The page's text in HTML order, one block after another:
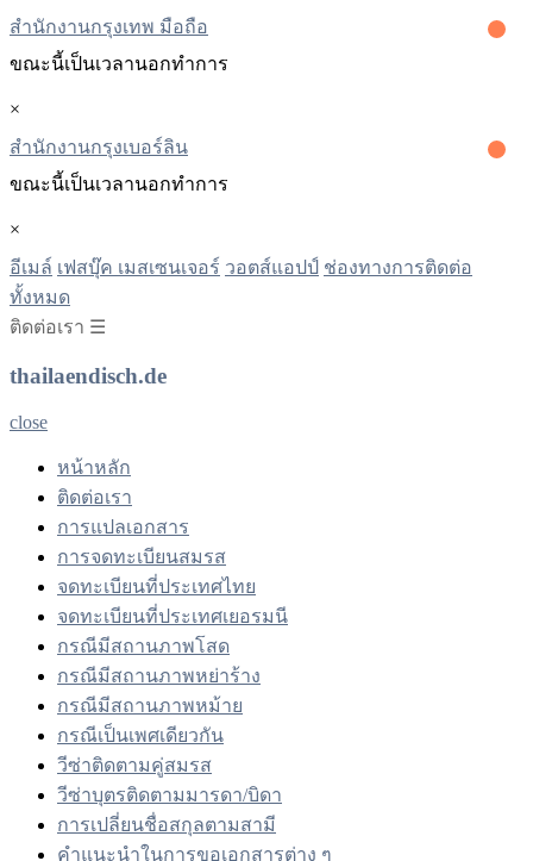
สำนักงานกรุงเทพ มือถือ
ขณะนี้เป็นเวลานอกทําการ
×
สํานักงานกรุงเบอร์ลิน
ขณะนี้เป็นเวลานอกทําการ
×
อีเมล์ เฟสบุ๊ค เมสเซนเจอร์ วอตส์แอปป์ ช่องทางการติดต่อ
ทั้งหมด
ติดต่อเรา ☰
thailaendisch.de
close
หน้าหลัก
ติดต่อเรา
การแปลเอกสาร
การจดทะเบียนสมรส
จดทะเบียนที่ประเทศไทย
จดทะเบียนที่ประเทศเยอรมนี
กรณีมีสถานภาพโสด
กรณีมีสถานภาพหย่าร้าง
กรณีมีสถานภาพหม้าย
กรณีเป็นเพศเดียวกัน
วีซ่าติดตามคู่สมรส
วีซ่าบุตรติดตามมารดา/บิดา
การเปลี่ยนชื่อสกุลตามสามี
คำแนะนำในการขอเอกสารต่าง ๆ